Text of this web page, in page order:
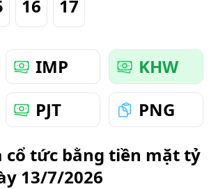
16 17
IMP
KHW
PJT
PNG
cổ tức bằng tiền mặt tỷ
13/7/2026